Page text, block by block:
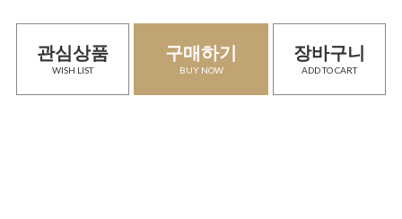
관심상품
WISH LIST
구매하기
BUY NOW
장바구니
ADD TO CART